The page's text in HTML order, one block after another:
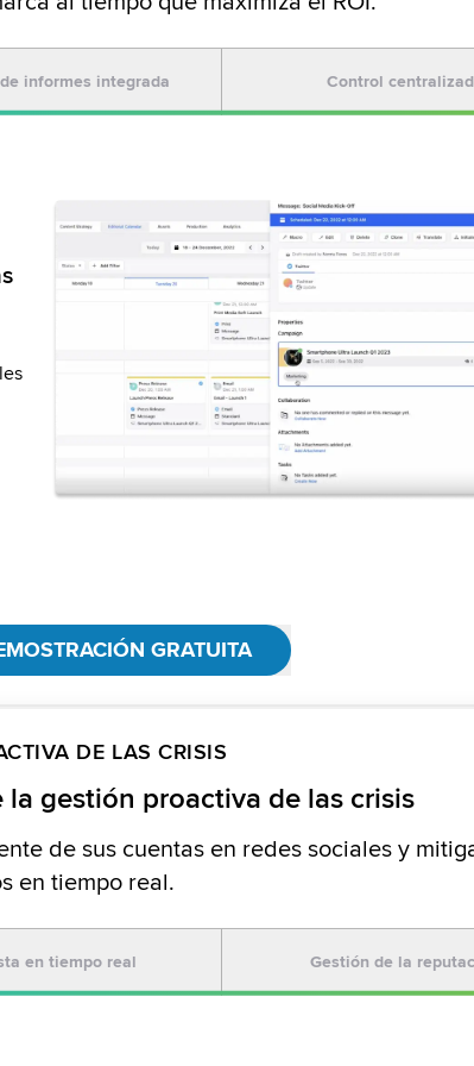
informes integrada Control
GRATUITA
DE LAS CRISIS
gestión proactiva de las crisis
de sus cuentas en redes sociales y
en tiempo real.
en tiempo real Gestión de la